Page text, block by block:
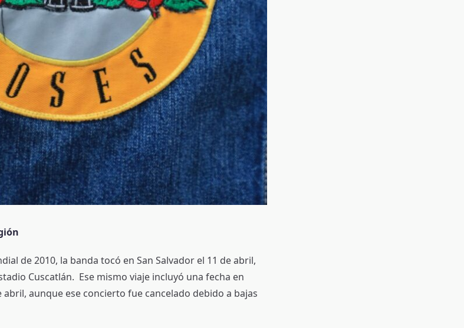
de 2010, la banda tocó en San Salvador el 11 de abril,
Cuscatlán. Ese mismo viaje incluyó una fecha en
abril, aunque ese concierto fue cancelado debido a bajas